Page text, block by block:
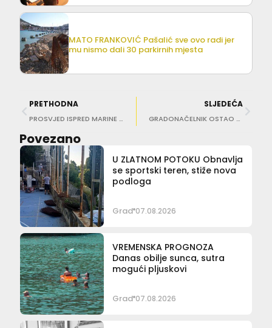
MATO FRANKOVIĆ Pašalić sve ovo radi jer
mu nismo dali 30 parkirnih mjesta
PRETHODNA
PROSVJED ISPRED MARINE FRAPA Miletić: Nismo protiv nikoga, samo dajte da se završi Lapadska obala
SLJEDEĆA
GRADONAČELNIK OSTAO BEZ VOZAČKE DOZVOLE ‘Vozio sam 105 kilometara na sat’
Povezano
U ZLATNOM POTOKU Obnavlja
se sportski teren, stiže nova
podloga
Grad 07.08.2026
VREMENSKA PROGNOZA
Danas obilje sunca, sutra
mogući pljuskovi
Grad 07.08.2026